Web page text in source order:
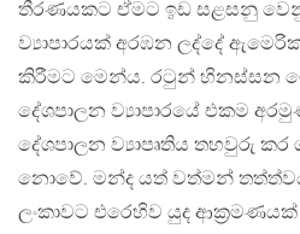
තීරණයකට ඒමට ඉඩ සළසනු
ව්‍යාපාරයක් අරඹන ලද්දේ
කිරීමට මෙන්ය. රටුන් හිනස්සන
දේශපාලන ව්‍යාපාරයේ එකම
දේශපාලන ව්‍යාපෘතිය තහවුරු
නොවේ. මන්ද යත් වත්මන්
ලංකාවට එරෙහිව යුද